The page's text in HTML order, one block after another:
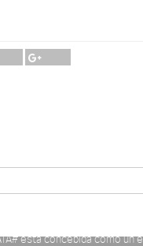
está concebida como un